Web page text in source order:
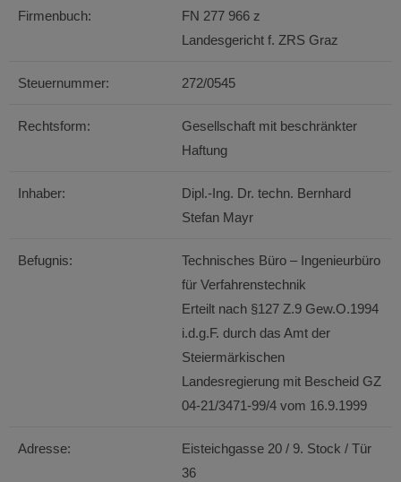
Firmenbuch:
FN 277 966 z
Landesgericht f. ZRS Graz
Steuernummer: 272/0545
Rechtsform:
Gesellschaft mit beschränkter
Haftung
Inhaber:
Dipl.-Ing. Dr. techn. Bernhard
Stefan Mayr
Befugnis:
Technisches Büro – Ingenieurbüro
für Verfahrenstechnik
Erteilt nach §127 Z.9 Gew.O.1994
i.d.g.F. durch das Amt der
Steiermärkischen
Landesregierung mit Bescheid GZ
04-21/3471-99/4 vom 16.9.1999
Adresse:
Eisteichgasse 20 / 9. Stock / Tür
36